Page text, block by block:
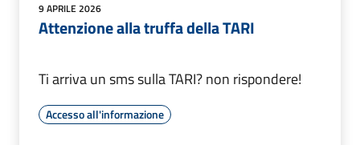
9 APRILE 2026
Attenzione alla truffa della TARI
Ti arriva un sms sulla TARI? non rispondere!
Accesso all'informazione